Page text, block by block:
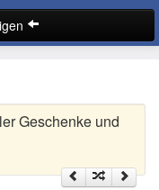
Geschenke und